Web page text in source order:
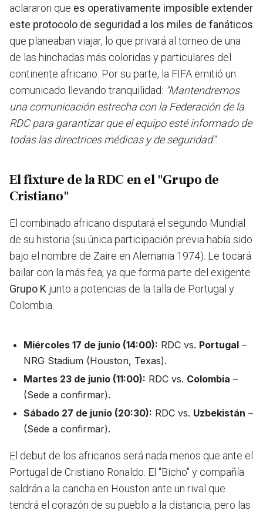
aclararon que es operativamente imposible extender
este protocolo de seguridad a los miles de fanáticos
que planeaban viajar, lo que privará al torneo de una
de las hinchadas más coloridas y particulares del
continente africano. Por su parte, la FIFA emitió un
comunicado llevando tranquilidad: "Mantendremos
una comunicación estrecha con la Federación de la
RDC para garantizar que el equipo esté informado de
todas las directrices médicas y de seguridad".
El fixture de la RDC en el "Grupo de
Cristiano"
El combinado africano disputará el segundo Mundial
de su historia (su única participación previa había sido
bajo el nombre de Zaire en Alemania 1974). Le tocará
bailar con la más fea, ya que forma parte del exigente
Grupo K junto a potencias de la talla de Portugal y
Colombia.
Miércoles 17 de junio (14:00): RDC vs. Portugal –
NRG Stadium (Houston, Texas).
Martes 23 de junio (11:00): RDC vs. Colombia –
(Sede a confirmar).
Sábado 27 de junio (20:30): RDC vs. Uzbekistán –
(Sede a confirmar).
El debut de los africanos será nada menos que ante el
Portugal de Cristiano Ronaldo. El "Bicho" y compañía
saldrán a la cancha en Houston ante un rival que
tendrá el corazón de su pueblo a la distancia, pero las